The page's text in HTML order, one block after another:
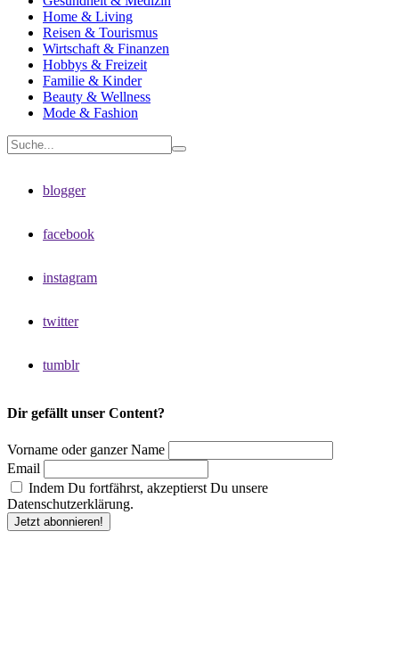
Home & Living
Reisen & Tourismus
Wirtschaft & Finanzen
Hobbys & Freizeit
Familie & Kinder
Beauty & Wellness
Mode & Fashion
blogger
facebook
instagram
twitter
tumblr
Dir gefällt unser Content?
Vorname oder ganzer Name
Email
Indem Du fortfährst, akzeptierst Du unsere
Datenschutzerklärung.